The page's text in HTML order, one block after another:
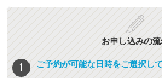
お申し込みの
ご予約が可能な日時をご選択し